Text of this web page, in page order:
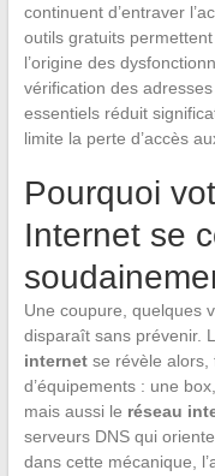
continuent d’entraver
outils gratuits
l’origine des
vérification des
essentiels réduit
limite la perte d’accès
Pourquoi
Internet se
Une coupure, quelques
disparaît sans prévenir.
internetse révèle alors,
d’équipements : une
mais aussi le réseau
serveurs DNS qui
dans cette mécanique,